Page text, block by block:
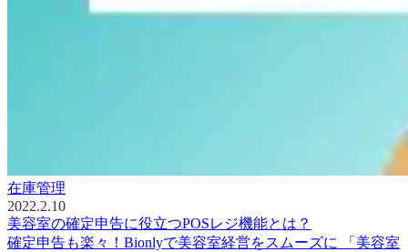
在庫管理
2022.2.10
美容室の確定申告に役立つPOSレジ機能とは？
確定申告も楽々！Bionlyで美容室経営をスムーズに 「美容室